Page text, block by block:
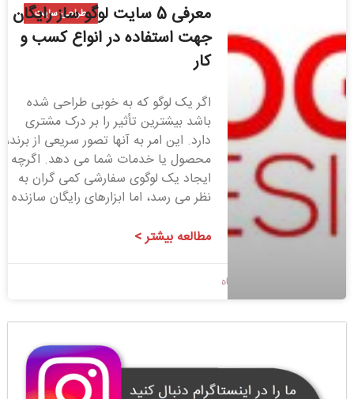
طراحی سایت
معرفی 5 سایت لوگو ساز رایگان
جهت استفاده در انواع کسب و
کار
اگر یک لوگو که به خوبی طراحی شده
باشد بیشترین تأثیر را بر درک مشتری
دارد. این امر به آنها تصور سریعی از برند،
محصول یا خدمات شما می دهد. اگرچه
ایجاد یک لوگوی سفارشی کمی گران به
نظر می رسد، اما ابزارهای رایگان سازنده
مطالعه بیشتر >
بدون دیدگاه